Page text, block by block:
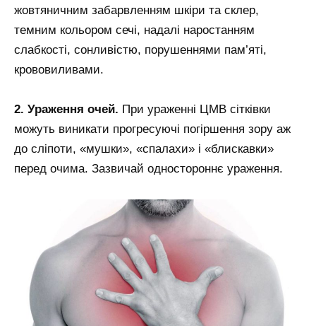
жовтяничним забарвленням шкіри та склер,
темним кольором сечі, надалі наростанням
слабкості, сонливістю, порушеннями пам’яті,
крововиливами.
2. Ураження очей. При ураженні ЦМВ сітківки
можуть виникати прогресуючі погіршення зору аж
до сліпоти, «мушки», «спалахи» і «блискавки»
перед очима. Зазвичай одностороннє ураження.